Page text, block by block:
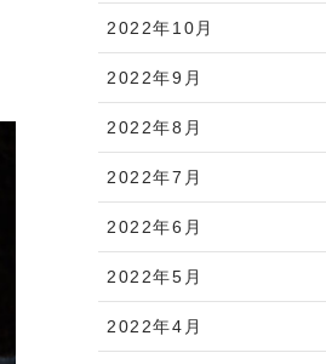
2022年10月
2022年9月
2022年8月
2022年7月
2022年6月
2022年5月
2022年4月